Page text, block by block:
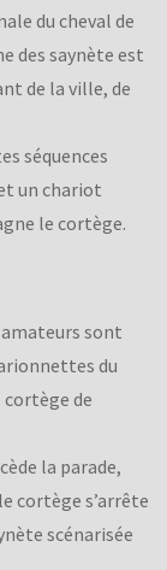
du cheval de
des saynète est
de la ville, de
séquences
un chariot
le cortège.
amateurs sont
du
de
la parade,
cortège s’arrête
scénarisée